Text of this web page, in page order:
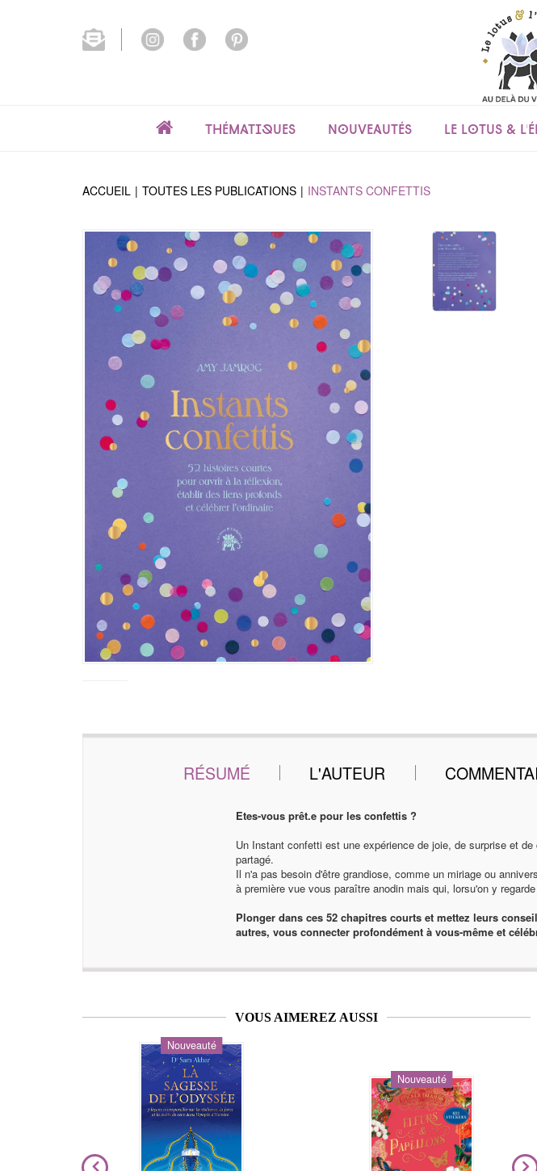
Thématiques Nouveautés Le lotus &
ACCUEIL TOUTES LES PUBLICATIONS INSTANTS CONFETTIS
RÉSUMÉ L'AUTEUR
Etes-vous prêt.e pour les confettis ?
Un Instant confetti est une expérience de joie, de surprise et
partagé.
Il n'a pas besoin d'être grandiose, comme un miriage ou
à première vue vous paraître anodin mais qui, lorsu'on y
Plonger dans ces 52 chapitres courts et mettez leurs
autres, vous connecter profondément à vous-même et
VOUS AIMEREZ AUSSI
Nouveauté
Nouveauté